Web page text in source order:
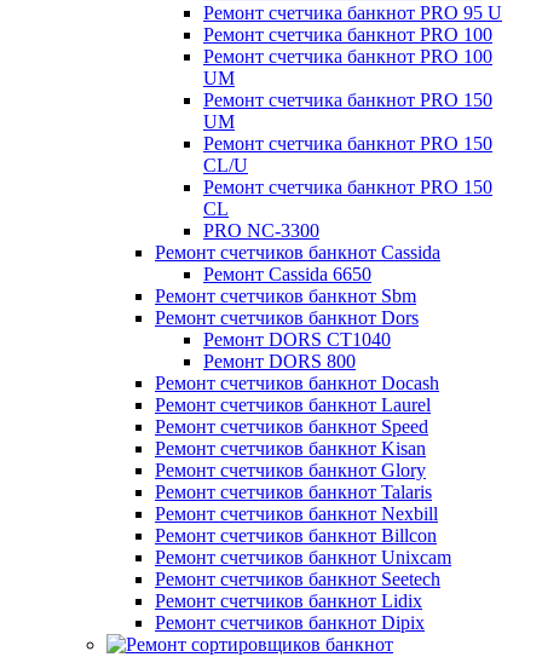
Ремонт счетчика банкнот PRO 95 U
Ремонт счетчика банкнот PRO 100
Ремонт счетчика банкнот PRO 100
UM
Ремонт счетчика банкнот PRO 150
UM
Ремонт счетчика банкнот PRO 150
CL/U
Ремонт счетчика банкнот PRO 150
CL
PRO NC-3300
Ремонт счетчиков банкнот Cassida
Ремонт Cassida 6650
Ремонт счетчиков банкнот Sbm
Ремонт счетчиков банкнот Dors
Ремонт DORS СТ1040
Ремонт DORS 800
Ремонт счетчиков банкнот Docash
Ремонт счетчиков банкнот Laurel
Ремонт счетчиков банкнот Speed
Ремонт счетчиков банкнот Kisan
Ремонт счетчиков банкнот Glory
Ремонт счетчиков банкнот Talaris
Ремонт счетчиков банкнот Nexbill
Ремонт счетчиков банкнот Billcon
Ремонт счетчиков банкнот Unixcam
Ремонт счетчиков банкнот Seetech
Ремонт счетчиков банкнот Lidix
Ремонт счетчиков банкнот Dipix